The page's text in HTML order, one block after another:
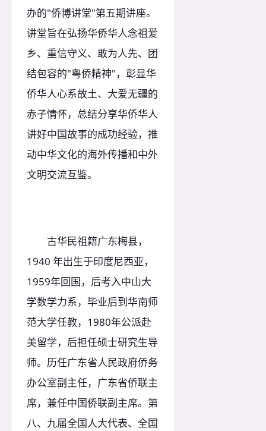
办的"侨博讲堂"第五期讲座。
讲堂旨在弘扬华侨华人念祖爱
乡、重信守义、敢为人先、团
结包容的"粤侨精神"，彰显华
侨华人心系故土、大爱无疆的
赤子情怀，总结分享华侨华人
讲好中国故事的成功经验，推
动中华文化的海外传播和中外
文明交流互鉴。
古华民祖籍广东梅县，
1940 年出生于印度尼西亚，
1959年回国，后考入中山大
学数学力系，毕业后到华南师
范大学任教，1980年公派赴
美留学，后担任硕士研究生导
师。历任广东省人民政府侨务
办公室副主任，广东省侨联主
席，兼任中国侨联副主席。第
八、九届全国人大代表、全国